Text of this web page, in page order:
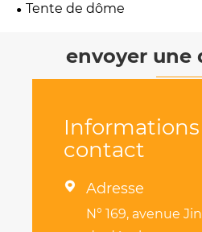
Tente de dôme
envoyer une
contact
 Adresse
N° 169, avenue